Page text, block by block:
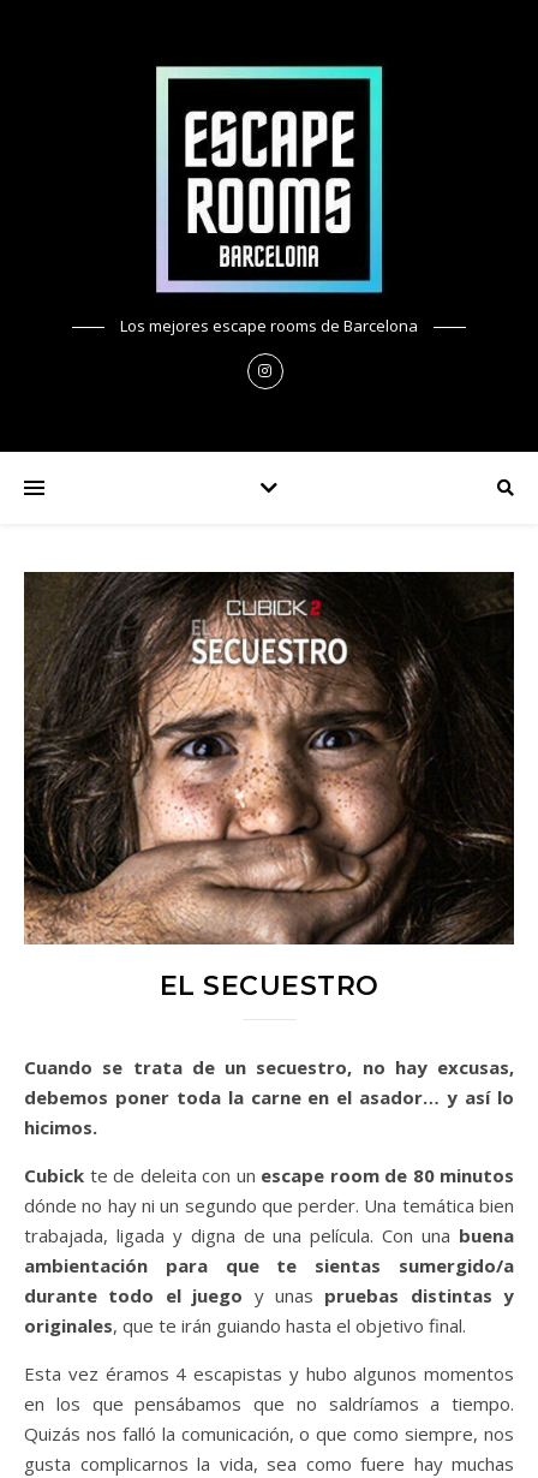
Los mejores escape rooms de Barcelona
EL SECUESTRO
Cuando se trata de un secuestro, no hay excusas,
debemos poner toda la carne en el asador… y así lo
hicimos.
Cubick te de deleita con un escape room de 80 minutos
dónde no hay ni un segundo que perder. Una temática bien
trabajada, ligada y digna de una película. Con una buena
ambientación para que te sientas sumergido/a
durante todo el juego y unas pruebas distintas y
originales, que te irán guiando hasta el objetivo final.
Esta vez éramos 4 escapistas y hubo algunos momentos
en los que pensábamos que no saldríamos a tiempo.
Quizás nos falló la comunicación, o que como siempre, nos
gusta complicarnos la vida, sea como fuere hay muchas